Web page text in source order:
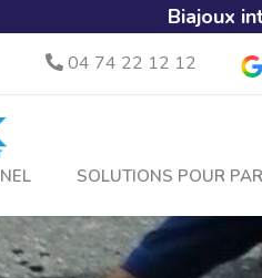
24h/24 et 7j/7 –
04 74 22 12 12
SOLUTIONS POUR